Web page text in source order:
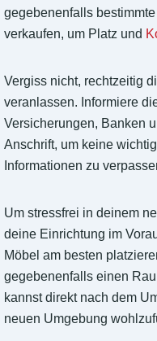
gegebenenfalls
verkaufen, um Platz und
Vergiss nicht, rechtzeitig
veranlassen. Informiere
Versicherungen, Banken
Anschrift, um keine
Informationen zu
Um stressfrei in deinem
deine Einrichtung im
Möbel am besten
gegebenenfalls einen
kannst direkt nach dem
neuen Umgebung